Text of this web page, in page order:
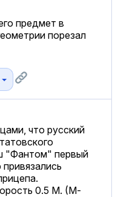
предмет в
порезал
что русский
"Фантом" первый
0.5 М. (М-